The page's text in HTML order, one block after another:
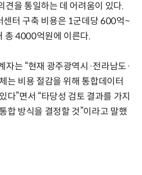
견을 통일하는 데 어려움이 있다.
센터 구축 비용은 1군데당 600억~
총 4000억원에 이른다.
는 “현재 광주광역시·전라남도·
는 비용 절감을 위해 통합데이터
다”면서 “타당성 검토 결과를 가지
합 방식을 결정할 것”이라고 말했